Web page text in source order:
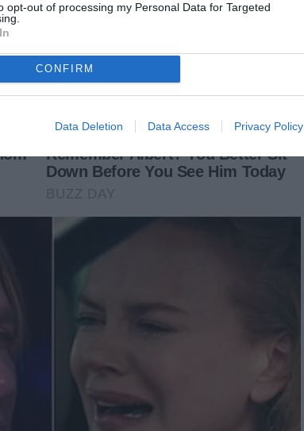
opt-out of processing my Personal Data for Targeted
CONFIRM
Data Deletion Data Access Privacy Policy